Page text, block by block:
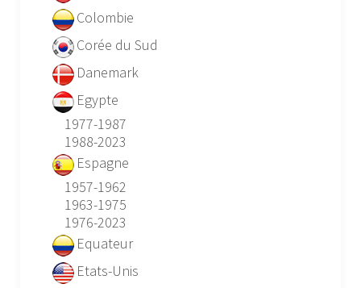
Colombie
Corée du Sud
Danemark
Egypte
1977-1987
1988-2023
Espagne
1957-1962
1963-1975
1976-2023
Equateur
Etats-Unis